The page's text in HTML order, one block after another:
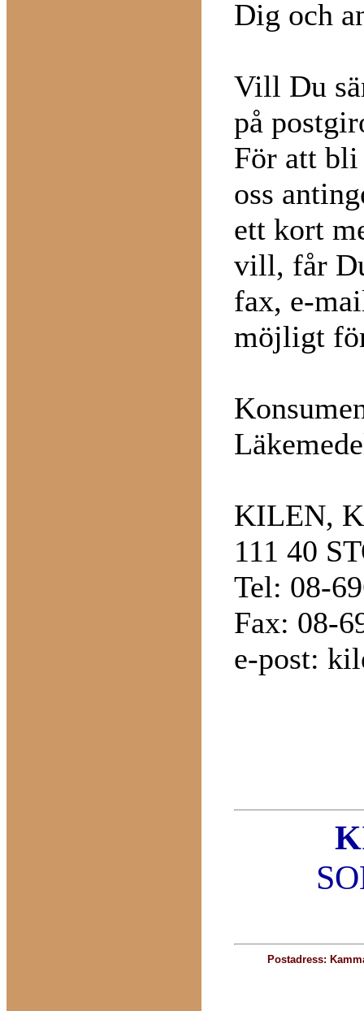
Dig och
Vill Du
på
För att
oss
ett kort
vill, får
fax, e-
möjligt
KILEN,
111 40
Tel: 08-
Fax: 08-
e-post:
Postadress: